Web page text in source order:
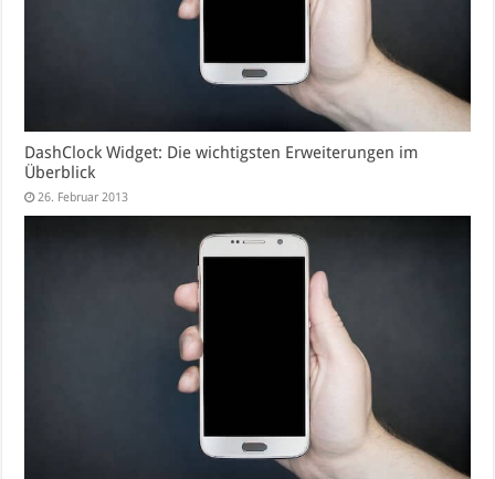
DashClock Widget: Die wichtigsten Erweiterungen im
Überblick
26. Februar 2013